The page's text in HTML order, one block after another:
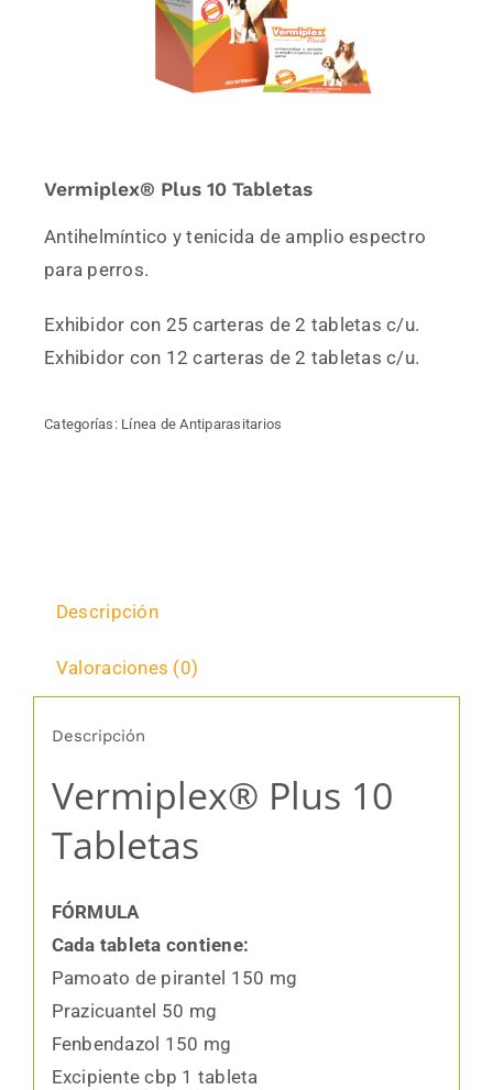
Vermiplex® Plus 10 Tabletas
Antihelmíntico y tenicida de amplio espectro
para perros.
Exhibidor con 25 carteras de 2 tabletas c/u.
Exhibidor con 12 carteras de 2 tabletas c/u.
Categorías: Línea de Antiparasitarios
Descripción
Valoraciones (0)
Descripción
Vermiplex® Plus 10
Tabletas
FÓRMULA
Cada tableta contiene:
Pamoato de pirantel 150 mg
Prazicuantel 50 mg
Fenbendazol 150 mg
Excipiente cbp 1 tableta